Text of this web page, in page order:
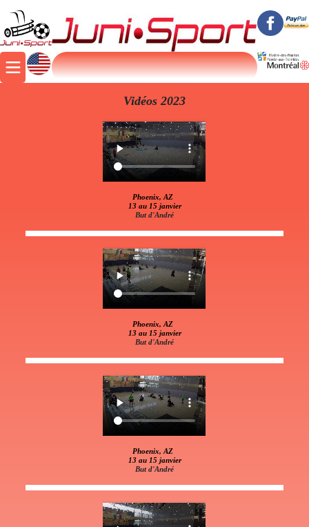
Vidéos 2023
Phoenix, AZ
13 au 15 janvier
But d'André
Phoenix, AZ
13 au 15 janvier
But d'André
Phoenix, AZ
13 au 15 janvier
But d'André